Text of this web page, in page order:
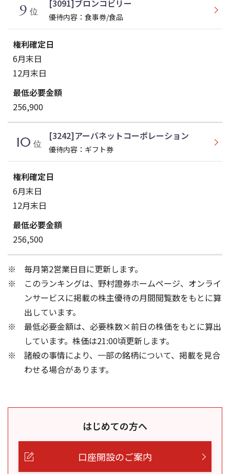
9 位
[3091]ブロンコビリー
優待内容：食事券/食品
6月末日
12月末日
256,900
10 位
[3242]アーバネットコーポレーション
優待内容：ギフト券
6月末日
12月末日
256,500
毎月第2営業日目に更新します。
このランキングは、野村證券ホームページ、オンライ
ンサービスに掲載の株主優待の月間閲覧数をもとに算
出しています。
最低必要金額は、必要株数×前日の株価をもとに算出
しています。株価は21:00頃更新します。
諸般の事情により、一部の銘柄について、掲載を見合
わせる場合があります。
はじめての方へ
口座開設のご案内